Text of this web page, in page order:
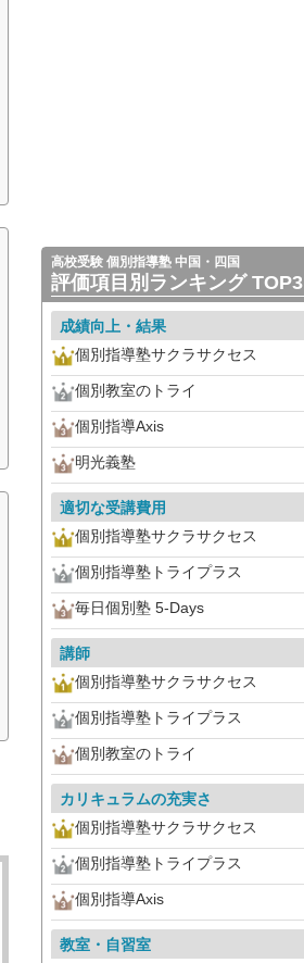
高校受験 個別指導塾 中国・四国
評価項目別ランキング TOP3
成績向上・結果
個別指導塾サクラサクセス
個別教室のトライ
個別指導Axis
明光義塾
適切な受講費用
個別指導塾サクラサクセス
個別指導塾トライプラス
毎日個別塾 5-Days
講師
個別指導塾サクラサクセス
個別指導塾トライプラス
個別教室のトライ
カリキュラムの充実さ
個別指導塾サクラサクセス
個別指導塾トライプラス
個別指導Axis
教室・自習室